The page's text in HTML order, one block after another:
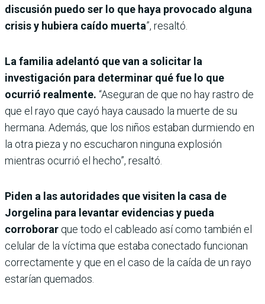
discusión puedo ser lo que haya provocado alguna
crisis y hubiera caído muerta”, resaltó.
La familia adelantó que van a solicitar la
investigación para determinar qué fue lo que
ocurrió realmente. “Aseguran de que no hay rastro de
que el rayo que cayó haya causado la muerte de su
hermana. Además, que los niños estaban durmiendo en
la otra pieza y no escucharon ninguna explosión
mientras ocurrió el hecho”, resaltó.
Piden a las autoridades que visiten la casa de
Jorgelina para levantar evidencias y pueda
corroborar que todo el cableado así como también el
celular de la víctima que estaba conectado funcionan
correctamente y que en el caso de la caída de un rayo
estarían quemados.